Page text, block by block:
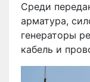
Среди
арматура,
генераторы
кабель и